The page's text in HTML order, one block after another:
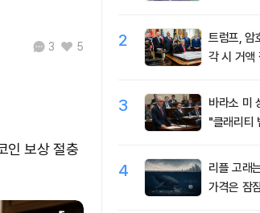
3 5
인 보상 절충
2
트럼프, 암
각 시 거액
주목
3
바라소 미
"클래리티
4
리플 고래
가격은 잠